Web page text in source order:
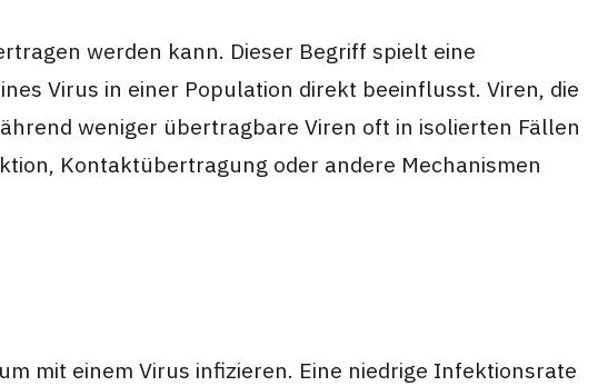
werden kann. Dieser Begriff spielt eine
Virus in einer Population direkt beeinflusst. Viren, die
weniger übertragbare Viren oft in isolierten Fällen
Kontaktübertragung oder andere Mechanismen
mit einem Virus infizieren. Eine niedrige Infektionsrate